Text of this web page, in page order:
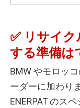
✅ リサイ
する準備は
BMW やモロッ
ーダーに加わり
ENERPAT のス